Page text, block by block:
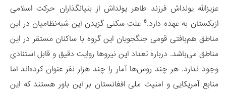
عزیزالله یولداش فرزند طاهر یولداش از بنیانگذاران حرکت اسلامی
ازبکستان به عهده دارد.6 علت سکنی گزیدن این شبه‌نظامیان در این
مناطق هم‌بافتی قومی جنگجویان این گروه با ساکنان مستقر در این
مناطق می‌باشد. درباره تعداد این نیروها روایت‌ دقیق و قابل استنادی
وجود ندارد. هر چند روس‌ها آمار را چند هزار نفر عنوان کرده‌اند اما
منابع آمریکایی و امنیت ملی افغانستان بر این باور هستند که این